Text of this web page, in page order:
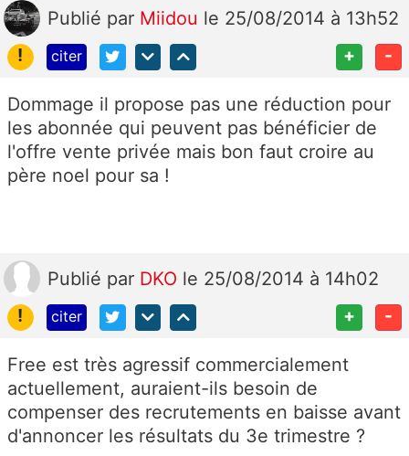
Publié par Miidou le 25/08/2014 à 13h52
!
citer + -
Dommage il propose pas une réduction pour
les abonnée qui peuvent pas bénéficier de
l'offre vente privée mais bon faut croire au
père noel pour sa !
Publié par DKO le 25/08/2014 à 14h02
!
citer + -
Free est très agressif commercialement
actuellement, auraient-ils besoin de
compenser des recrutements en baisse avant
d'annoncer les résultats du 3e trimestre ?